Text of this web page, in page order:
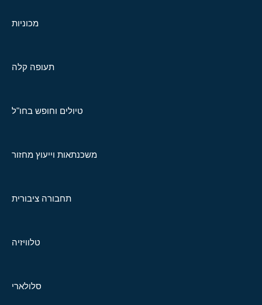
מכוניות
תעופה קלה
טיולים וחופש בחו"ל
משכנתאות וייעוץ מחזור
תחבורה ציבורית
טלוויזיה
סלולארי